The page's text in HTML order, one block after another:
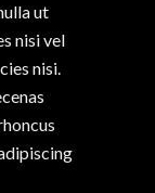
ut
nisi vel
nisi.